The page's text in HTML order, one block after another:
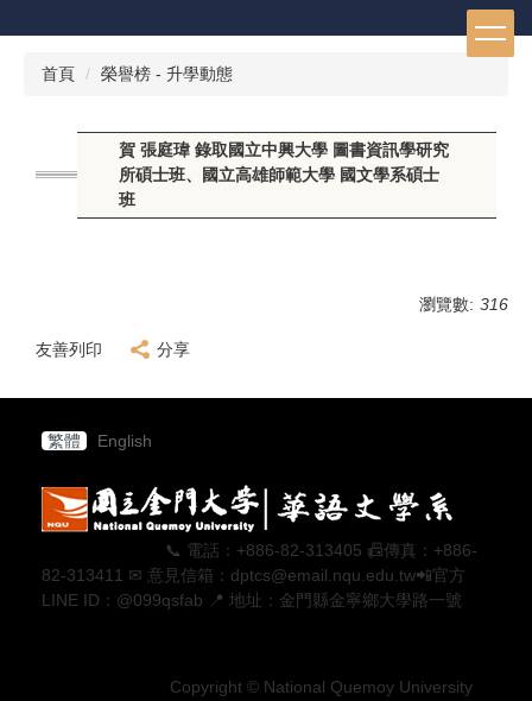
到
首頁 榮譽榜 - 升學動態
賀 張庭瑋 錄取國立中興大學 圖書資訊學研究
所碩士班、國立高雄師範大學 國文學系碩士
班
瀏覽數: 316
友善列印 分享
繁體 English
📞 電話：+886-82-313405 📠傳真：+886-
82-313411 ✉ 意見信箱：dptcs@email.nqu.edu.tw📲官方
LINE ID：@099qsfab 📍 地址：金門縣金寧鄉大學路一號
Copyright © National Quemoy University